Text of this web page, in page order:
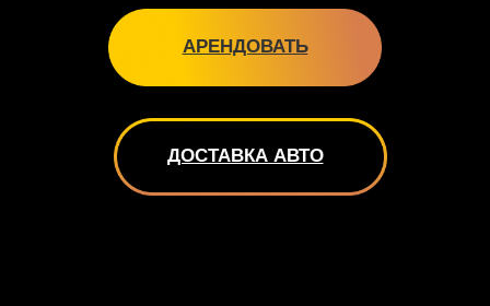
АРЕНДОВАТЬ
ДОСТАВКА АВТО